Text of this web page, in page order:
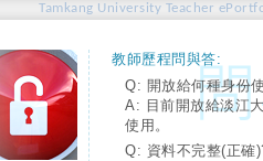
Tamkang University Teacher
教師歷程問與答:
Q: 開放給何種身份
A: 目前開放給淡江
使用。
Q: 資料不完整(正確